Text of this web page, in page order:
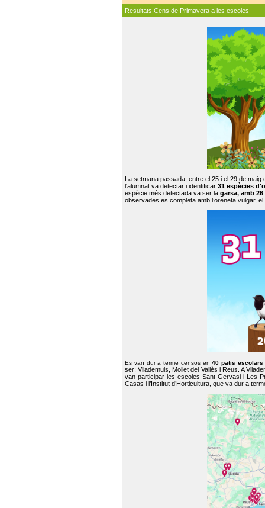
Resultats Cens de Primavera a les escoles
La setmana passada, entre el 25 i el 29 de
l'alumnat va detectar i identificar 31 espècies
espècie més detectada va ser la garsa, amb
observades es completa amb l’oreneta vulgar,
Es van dur a terme censos en40 patis escolars
ser: Vilademuls, Mollet del Vallès i Reus. A
van participar les escoles Sant Gervasi i Les
Casas i l’Institut d’Horticultura, que va dur a